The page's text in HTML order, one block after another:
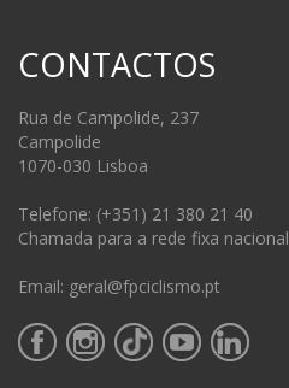
CONTACTOS
Rua de Campolide, 237
Campolide
1070-030 Lisboa
Telefone: (+351) 21 380 21 40
Chamada para a rede fixa nacional
Email: geral@fpciclismo.pt